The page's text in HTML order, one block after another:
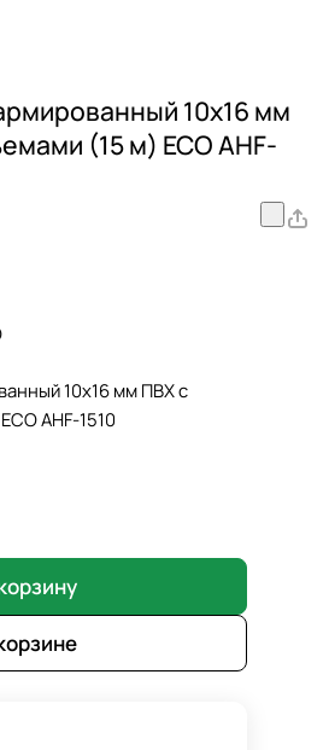
10х16 мм
(15 м) ECO AHF-
10х16 мм ПВХ с
AHF-1510